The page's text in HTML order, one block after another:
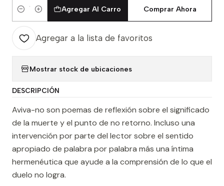
Cantidad
Agregar Al Carro Comprar Ahora
Agregar a la lista de favoritos
Mostrar stock de ubicaciones
DESCRIPCIÓN
Aviva-no son poemas de reflexión sobre el significado
de la muerte y el punto de no retorno. Incluso una
intervención por parte del lector sobre el sentido
apropiado de palabra por palabra más una íntima
hermenéutica que ayude a la comprensión de lo que el
duelo no logra.